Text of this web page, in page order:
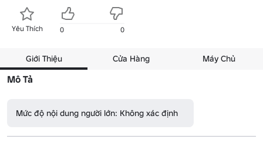
Yêu Thích 0 0
Giới Thiệu Cửa Hàng Máy Chủ
Mô Tả
Mức độ nội dung người lớn: Không xác định